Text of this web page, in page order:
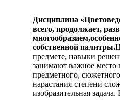
Дисциплина
всего, продолжает,
собственной палитры.
предмете, навыки
занимают важное место
предметного,
нарастания степени
изобразительная